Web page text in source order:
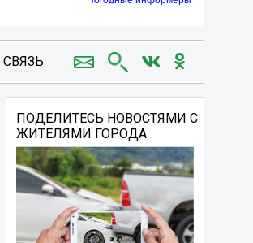
ПОДЕЛИТЕСЬ НОВОСТЯМИ С
ЖИТЕЛЯМИ ГОРОДА